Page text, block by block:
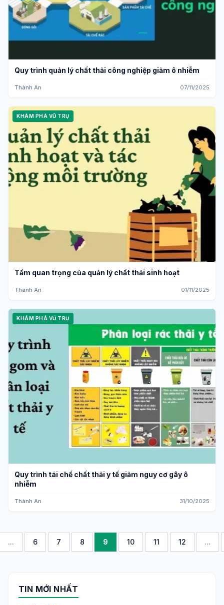
Quy trình quản lý chất thải công nghiệp giảm ô nhiễm
Thành An 07/11/2025
KHÁM PHÁ VŨ TRỤ
Tầm quan trọng của quản lý chất thải sinh hoạt
Thành An 01/11/2025
KHÁM PHÁ VŨ TRỤ
Quy trình tái chế chất thải y tế giảm nguy cơ gây ô
nhiễm
Thành An 31/10/2025
... 6 7 8 9 10 11 12 ...
TIN MỚI NHẤT